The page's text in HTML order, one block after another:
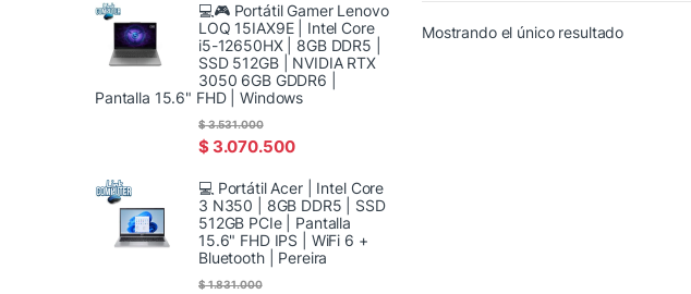
Mostrando el único resultado
💻🎮 Portátil Gamer Lenovo
LOQ 15IAX9E | Intel Core
i5-12650HX | 8GB DDR5 |
SSD 512GB | NVIDIA RTX
3050 6GB GDDR6 |
Pantalla 15.6" FHD | Windows
$3.070.500
$3.531.000
💻 Portátil Acer | Intel Core
3 N350 | 8GB DDR5 | SSD
512GB PCIe | Pantalla
15.6" FHD IPS | WiFi 6 +
Bluetooth | Pereira
$1.831.000